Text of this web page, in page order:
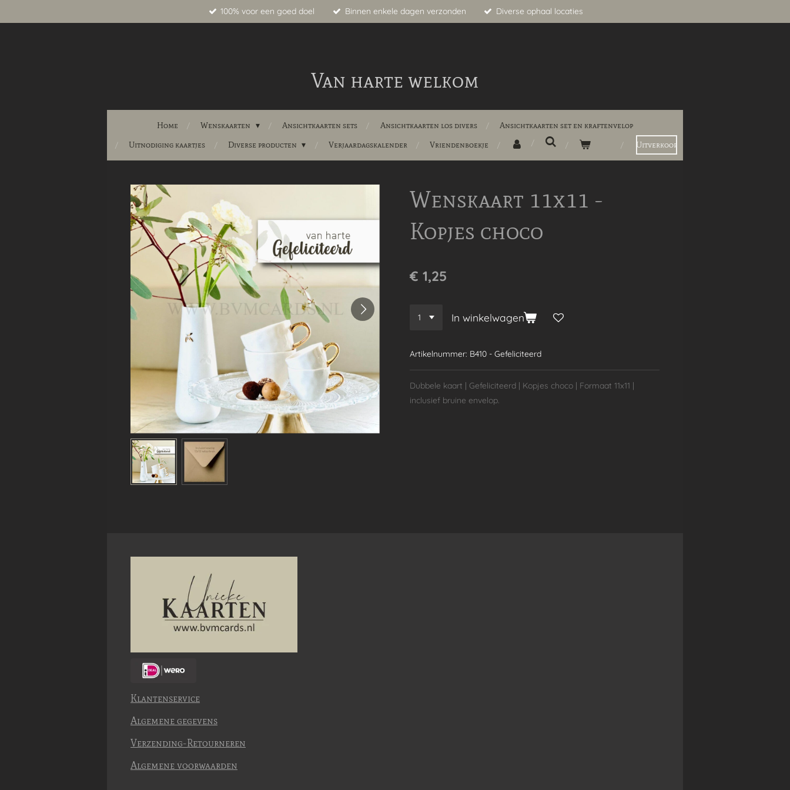
100% voor een goed doel Binnen enkele dagen verzonden Diverse ophaal locaties
Van harte welkom
Home Wenskaarten Ansichtkaarten sets Ansichtkaarten los divers
Ansichtkaarten set en kraftenvelop
Uitnodiging kaartjes
Diverse producten Verjaardagskalender Vriendenboekje Uitverkoop
Wenskaart 11x11 -
Kopjes choco
€ 1,25
In winkelwagen
Artikelnummer: B410 - Gefeliciteerd
Dubbele kaart | Gefeliciteerd | Kopjes choco | Formaat 11x11 |
inclusief bruine envelop.
Klantenservice
Algemene gegevens
Verzending-Retourneren
Algemene voorwaarden